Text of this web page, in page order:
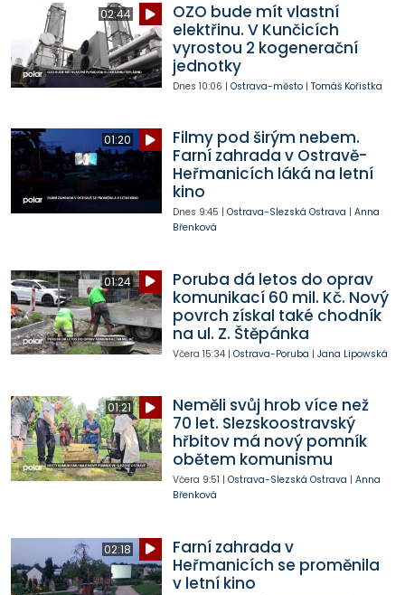
02:44
OZO bude mít vlastní
elektřinu. V Kunčicích
vyrostou 2 kogenerační
jednotky
Dnes 10:06 | Ostrava-město| Tomáš Kořistka
01:20
Filmy pod širým nebem.
Farní zahrada v Ostravě-
Heřmanicích láká na letní
kino
Dnes 9:45 | Ostrava-Slezská Ostrava | Anna
Břenková
01:24
Poruba dá letos do oprav
komunikací 60 mil. Kč. Nový
povrch získal také chodník
na ul. Z. Štěpánka
Včera 15:34| Ostrava-Poruba | Jana Lipowská
01:21
Neměli svůj hrob více než
70 let. Slezskoostravský
hřbitov má nový pomník
obětem komunismu
Včera 9:51 | Ostrava-Slezská Ostrava | Anna
Břenková
02:18
Farní zahrada v
Heřmanicích se proměnila
v letní kino